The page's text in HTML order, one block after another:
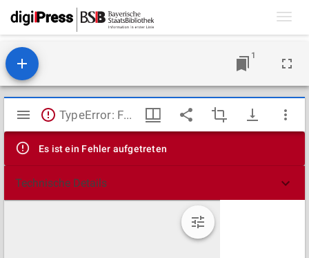
1
Mirador
Viewer
TypeError: Failed to fetch
Es ist ein Fehler aufgetreten
Technische Details